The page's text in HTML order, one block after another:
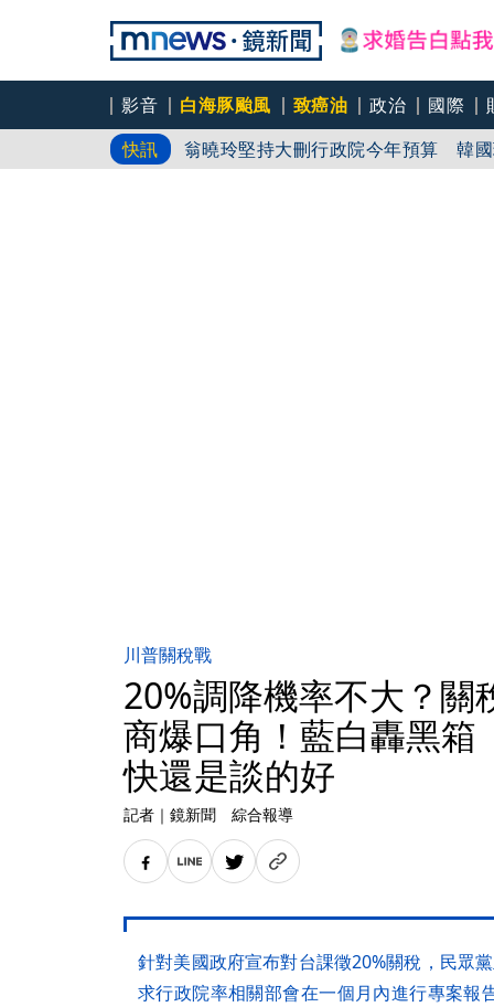
影音 白海豚颱風 致癌油 政治 國際
快訊
翁曉玲堅持大刪行政院今年預算 韓
川普關稅戰
20%調降機率不大？關
商爆口角！藍白轟黑
快還是談的好
記者 ｜ 鏡新聞 綜合報導
針對美國政府宣布對台課徵20%關稅，民眾
求行政院率相關部會在一個月內進行專案報